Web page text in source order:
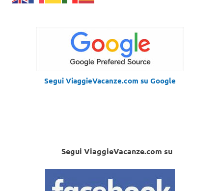
Segui ViaggieVacanze.com su Google
Segui ViaggieVacanze.com su